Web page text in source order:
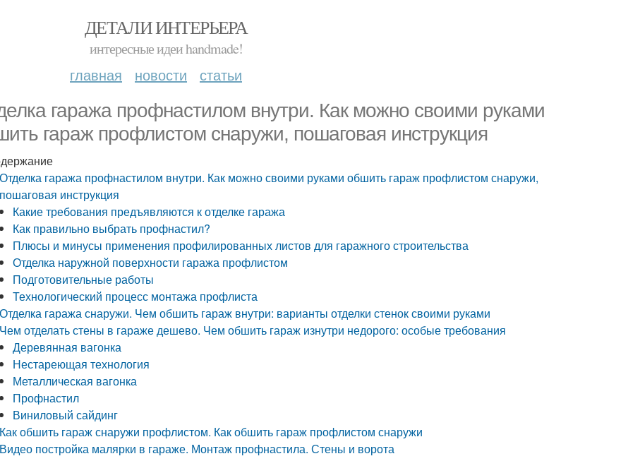
ДЕТАЛИ ИНТЕРЬЕРА
интересные идеи handmade!
главная новости статьи
гаража профнастилом внутри. Как можно своими руками
гараж профлистом снаружи, пошаговая инструкция
Отделка гаража профнастилом внутри. Как можно своими руками обшить гараж профлистом снаружи,
пошаговая инструкция
Какие требования предъявляются к отделке гаража
Как правильно выбрать профнастил?
Плюсы и минусы применения профилированных листов для гаражного строительства
Отделка наружной поверхности гаража профлистом
Подготовительные работы
Технологический процесс монтажа профлиста
Отделка гаража снаружи. Чем обшить гараж внутри: варианты отделки стенок своими руками
Чем отделать стены в гараже дешево. Чем обшить гараж изнутри недорого: особые требования
Деревянная вагонка
Нестареющая технология
Металлическая вагонка
Профнастил
Виниловый сайдинг
Как обшить гараж снаружи профлистом. Как обшить гараж профлистом снаружи
Видео постройка малярки в гараже. Монтаж профнастила. Стены и ворота